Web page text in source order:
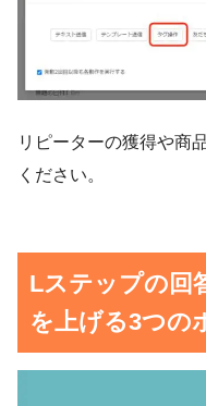
リピーターの獲得や商
ください。
Lステップの回
を上げる3つの